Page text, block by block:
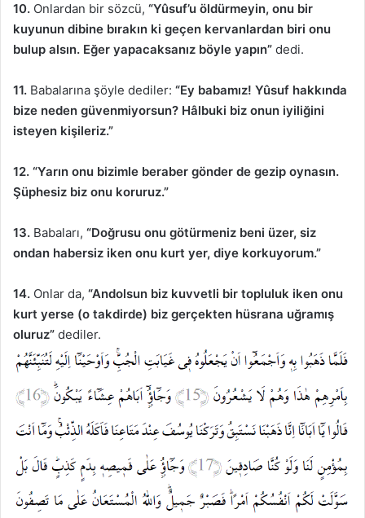
10. Onlardan bir sözcü, “Yûsuf’u öldürmeyin, onu bir
kuyunun dibine bırakın ki geçen kervanlardan biri onu
bulup alsın. Eğer yapacaksanız böyle yapın” dedi.
11. Babalarına şöyle dediler: “Ey babamız! Yûsuf hakkında
bize neden güvenmiyorsun? Hâlbuki biz onun iyiliğini
isteyen kişileriz.”
12. “Yarın onu bizimle beraber gönder de gezip oynasın.
Şüphesiz biz onu koruruz.”
13. Babaları, “Doğrusu onu götürmeniz beni üzer, siz
ondan habersiz iken onu kurt yer, diye korkuyorum.”
14. Onlar da, “Andolsun biz kuvvetli bir topluluk iken onu
kurt yerse (o takdirde) biz gerçekten hüsrana uğramış
oluruz” dediler.